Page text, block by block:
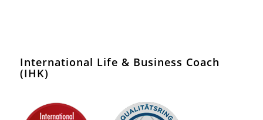
International Life & Business Coach
(IHK)